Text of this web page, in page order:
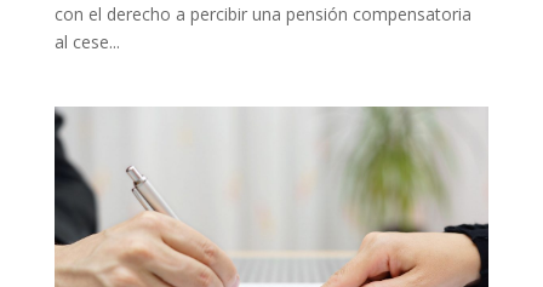
con el derecho a percibir una pensión compensatoria
al cese...